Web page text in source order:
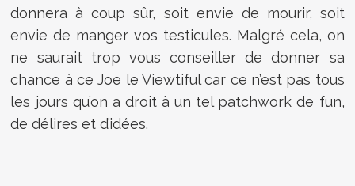
donnera à coup sûr, soit envie de mourir, soit
envie de manger vos testicules. Malgré cela, on
ne saurait trop vous conseiller de donner sa
chance à ce Joe le Viewtiful car ce n’est pas tous
les jours qu’on a droit à un tel patchwork de fun,
de délires et d’idées.